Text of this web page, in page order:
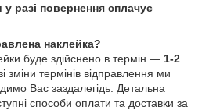
у разі повернення сплачує
наклейка?
буде здійснено в термін — 1-2
зміни термінів відправлення ми
Вас заздалегідь. Детальна
способи оплати та доставки за